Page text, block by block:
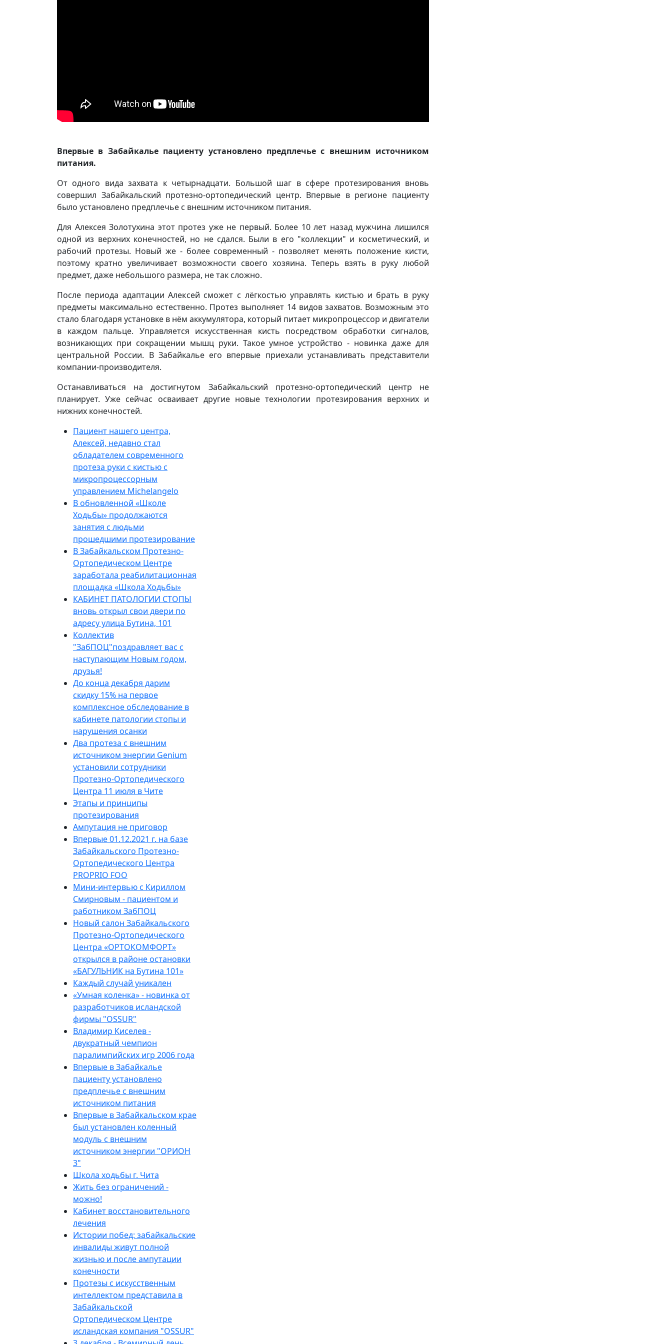
Впервые в Забайкалье пациенту установлено предплечье с внешним источником
питания.
От одного вида захвата к четырнадцати. Большой шаг в сфере протезирования вновь
совершил Забайкальский протезно-ортопедический центр. Впервые в регионе пациенту
было установлено предплечье с внешним источником питания.
Для Алексея Золотухина этот протез уже не первый. Более 10 лет назад мужчина лишился
одной из верхних конечностей, но не сдался. Были в его "коллекции" и косметический, и
рабочий протезы. Новый же - более современный - позволяет менять положение кисти,
поэтому кратно увеличивает возможности своего хозяина. Теперь взять в руку любой
предмет, даже небольшого размера, не так сложно.
После периода адаптации Алексей сможет с лёгкостью управлять кистью и брать в руку
предметы максимально естественно. Протез выполняет 14 видов захватов. Возможным это
стало благодаря установке в нём аккумулятора, который питает микропроцессор и двигатели
в каждом пальце. Управляется искусственная кисть посредством обработки сигналов,
возникающих при сокращении мышц руки. Такое умное устройство - новинка даже для
центральной России. В Забайкалье его впервые приехали устанавливать представители
компании-производителя.
Останавливаться на достигнутом Забайкальский протезно-ортопедический центр не
планирует. Уже сейчас осваивает другие новые технологии протезирования верхних и
нижних конечностей.
Пациент нашего центра,
Алексей, недавно стал
обладателем современного
протеза руки с кистью с
микропроцессорным
управлением Michelangelo
В обновленной «Школе
Ходьбы» продолжаются
занятия с людьми
прошедшими протезирование
В Забайкальском Протезно-
Ортопедическом Центре
заработала реабилитационная
площадка «Школа Ходьбы»
КАБИНЕТ ПАТОЛОГИИ СТОПЫ
вновь открыл свои двери по
адресу улица Бутина, 101
Коллектив
"ЗабПОЦ"поздравляет вас с
наступающим Новым годом,
друзья!
До конца декабря дарим
скидку 15% на первое
комплексное обследование в
кабинете патологии стопы и
нарушения осанки
Два протеза с внешним
источником энергии Genium
установили сотрудники
Протезно-Ортопедического
Центра 11 июля в Чите
Этапы и принципы
протезирования
Ампутация не приговор
Впервые 01.12.2021 г. на базе
Забайкальского Протезно-
Ортопедического Центра
PROPRIO FOO
Мини-интервью с Кириллом
Смирновым - пациентом и
работником ЗабПОЦ
Новый салон Забайкальского
Протезно-Ортопедического
Центра «ОРТОКОМФОРТ»
открылся в районе остановки
«БАГУЛЬНИК на Бутина 101»
Каждый случай уникален
«Умная коленка» - новинка от
разработчиков исландской
фирмы "OSSUR"
Владимир Киселев -
двукратный чемпион
паралимпийских игр 2006 года
Впервые в Забайкалье
пациенту установлено
предплечье с внешним
источником питания
Впервые в Забайкальском крае
был установлен коленный
модуль с внешним
источником энергии "ОРИОН
3"
Школа ходьбы г. Чита
Жить без ограничений -
можно!
Кабинет восстановительного
лечения
Истории побед: забайкальские
инвалиды живут полной
жизнью и после ампутации
конечности
Протезы с искусственным
интеллектом представила в
Забайкальской
Ортопедическом Центре
исландская компания "OSSUR"